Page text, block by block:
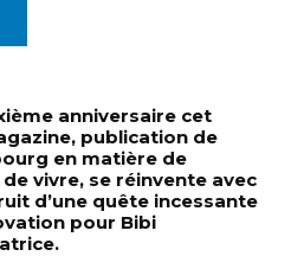
anniversaire cet
publication de
en matière de
vivre, se réinvente avec
d’une quête incessante
pour Bibi